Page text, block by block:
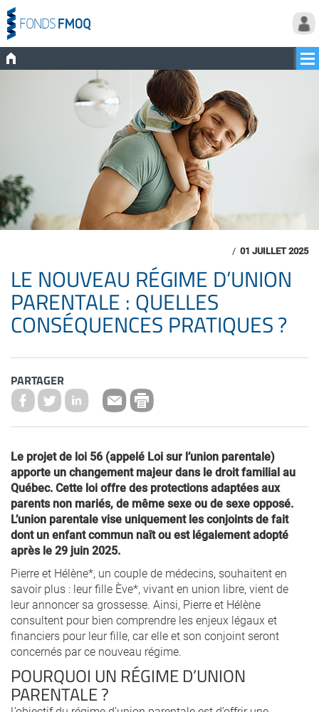
/ 01 JUILLET 2025
LE NOUVEAU RÉGIME D’UNION
PARENTALE : QUELLES
CONSÉQUENCES PRATIQUES ?
PARTAGER
Le projet de loi 56 (appelé Loi sur l’union parentale)
apporte un changement majeur dans le droit familial au
Québec. Cette loi offre des protections adaptées aux
parents non mariés, de même sexe ou de sexe opposé.
L’union parentale vise uniquement les conjoints de fait
dont un enfant commun naît ou est légalement adopté
après le 29 juin 2025.
Pierre et Hélène*, un couple de médecins, souhaitent en
savoir plus : leur fille Ève*, vivant en union libre, vient de
leur annoncer sa grossesse. Ainsi, Pierre et Hélène
consultent pour bien comprendre les enjeux légaux et
financiers pour leur fille, car elle et son conjoint seront
concernés par ce nouveau régime.
POURQUOI UN RÉGIME D’UNION
PARENTALE ?